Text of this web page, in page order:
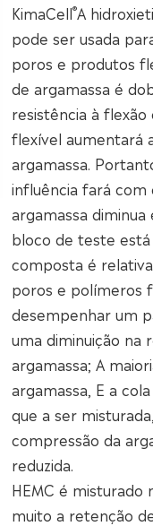
KimaCell®A
pode ser usada
poros e produtos
de argamassa é
resistência à
flexível aumentará
argamassa.
influência fará com
argamassa
bloco de teste
composta é
poros e polímeros
desempenhar um
uma diminuição na
argamassa; A
argamassa, E a
que a ser
compressão da
reduzida.
HEMC é misturado
muito a retenção